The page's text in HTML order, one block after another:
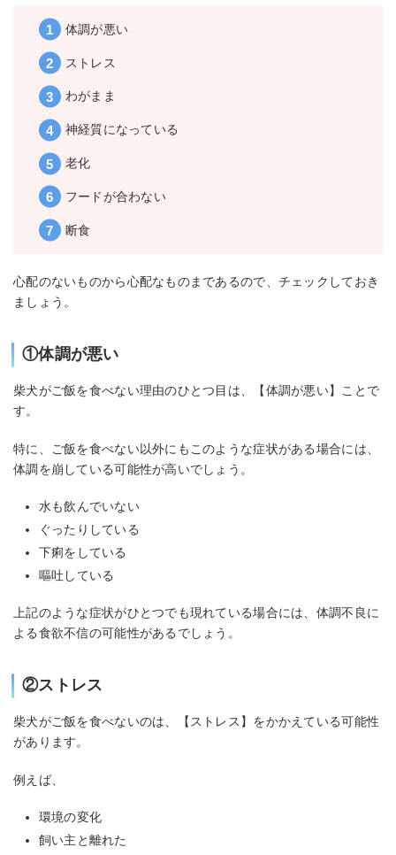
体調が悪い
ストレス
わがまま
神経質になっている
老化
フードが合わない
断食
心配のないものから心配なものまであるので、チェックしておき
ましょう。
①体調が悪い
柴犬がご飯を食べない理由のひとつ目は、【体調が悪い】ことで
す。
特に、ご飯を食べない以外にもこのような症状がある場合には、
体調を崩している可能性が高いでしょう。
水も飲んでいない
ぐったりしている
下痢をしている
嘔吐している
上記のような症状がひとつでも現れている場合には、体調不良に
よる食欲不信の可能性があるでしょう。
②ストレス
柴犬がご飯を食べないのは、【ストレス】をかかえている可能性
があります。
例えば、
環境の変化
飼い主と離れた